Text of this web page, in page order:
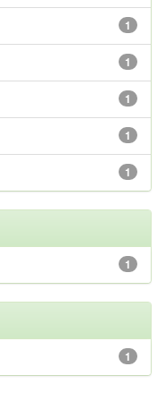
1
1
1
1
1
1
1